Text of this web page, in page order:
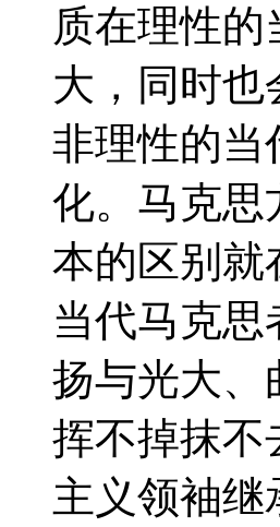
质在理性
大，同时
非理性的当
化。马克思
本的区别就
当代马克
扬与光大、
挥不掉抹不
主义领袖